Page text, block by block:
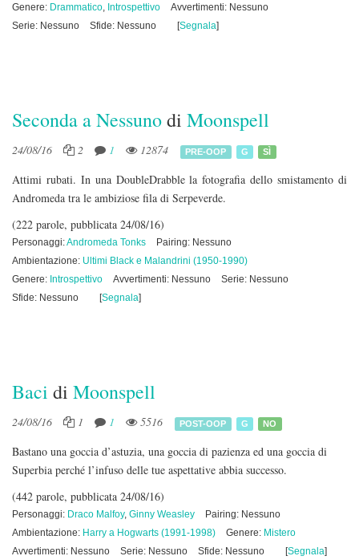
Genere: Drammatico, Introspettivo
Avvertimenti: Nessuno
Serie: Nessuno
Sfide: Nessuno [Segnala]
Seconda a Nessunodi Moonspell
24/08/16 2 1 12874 PRE-OOP G SÌ
Attimi rubati. In una DoubleDrabble la fotografia dello smistamento di
Andromeda tra le ambiziose fila di Serpeverde.
(222 parole, pubblicata 24/08/16)
Personaggi:Andromeda Tonks
Pairing: Nessuno
Ambientazione: Ultimi Black e Malandrini (1950-1990)
Genere: Introspettivo Avvertimenti: Nessuno
Serie: Nessuno
Sfide: Nessuno
[Segnala]
Baci di Moonspell
24/08/16 1 1 5516 POST-OOP G NO
Bastano una goccia d’astuzia, una goccia di pazienza ed una goccia di
Superbia perché l’infuso delle tue aspettative abbia successo.
(442 parole, pubblicata 24/08/16)
Personaggi: Draco Malfoy, Ginny Weasley
Pairing: Nessuno
Ambientazione: Harry a Hogwarts (1991-1998) Genere: Mistero
Avvertimenti: Nessuno
Serie: Nessuno Sfide: Nessuno [Segnala]